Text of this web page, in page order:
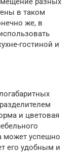
в таком
же, в
гостиной и
и цветовая
может успешно
его удобным и